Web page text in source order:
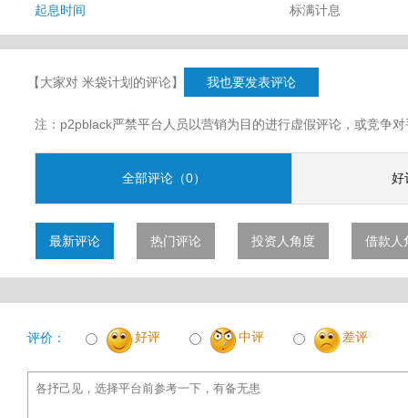
起息时间 标满计息
【大家对 米袋计划的评论】 我也要发表评论
注：p2pblack严禁平台人员以营销为目的进行虚假评论，或竞争
全部评论（0） 好
最新评论 热门评论 投资人角度 借款人
评价： 好评 中评 差评